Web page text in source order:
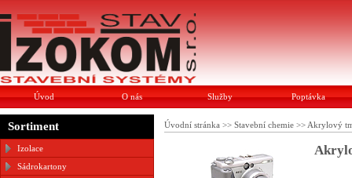
Úvod O nás Služby Poptávka
Sortiment
Izolace
Sádrokartony
Úvodní stránka >> Stavební chemie >> Akrylový